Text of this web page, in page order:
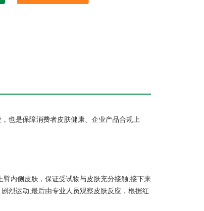
也是保障消费者皮肤健康、企业产品合规上
内侧皮肤，保证受试物与皮肤充分接触;接下来
烈运动;最后由专业人员观察皮肤反应，根据红